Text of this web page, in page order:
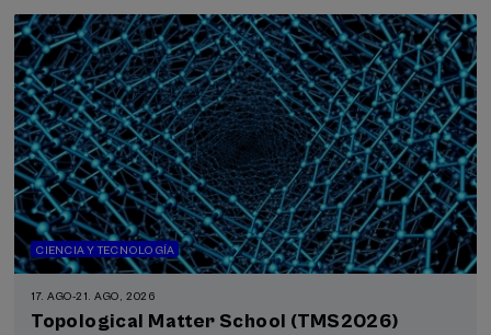
CIENCIA Y TECNOLOGÍA
17. AGO-21. AGO, 2026
Topological Matter School (TMS2026)